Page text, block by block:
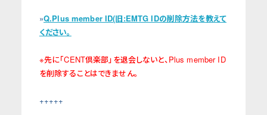
»Q.Plus member ID(旧:EMTG IDの削除方法を教えて
ください。
※先に「CENT倶楽部」を退会しないと、Plus member ID
を削除することはできません。
+++++